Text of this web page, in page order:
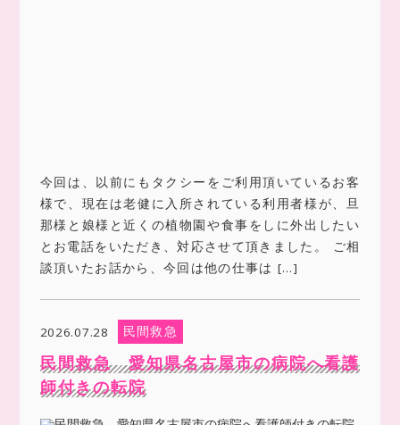
今回は、以前にもタクシーをご利用頂いているお客
様で、現在は老健に入所されている利用者様が、旦
那様と娘様と近くの植物園や食事をしに外出したい
とお電話をいただき、対応させて頂きました。 ご相
談頂いたお話から、今回は他の仕事は […]
2026.07.28 民間救急
民間救急 愛知県名古屋市の病院へ看護
師付きの転院